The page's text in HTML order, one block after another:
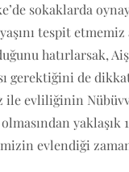
sokaklarda
tespit
hatırlarsak,
gerektiğini de
evliliğinin
evlendiği